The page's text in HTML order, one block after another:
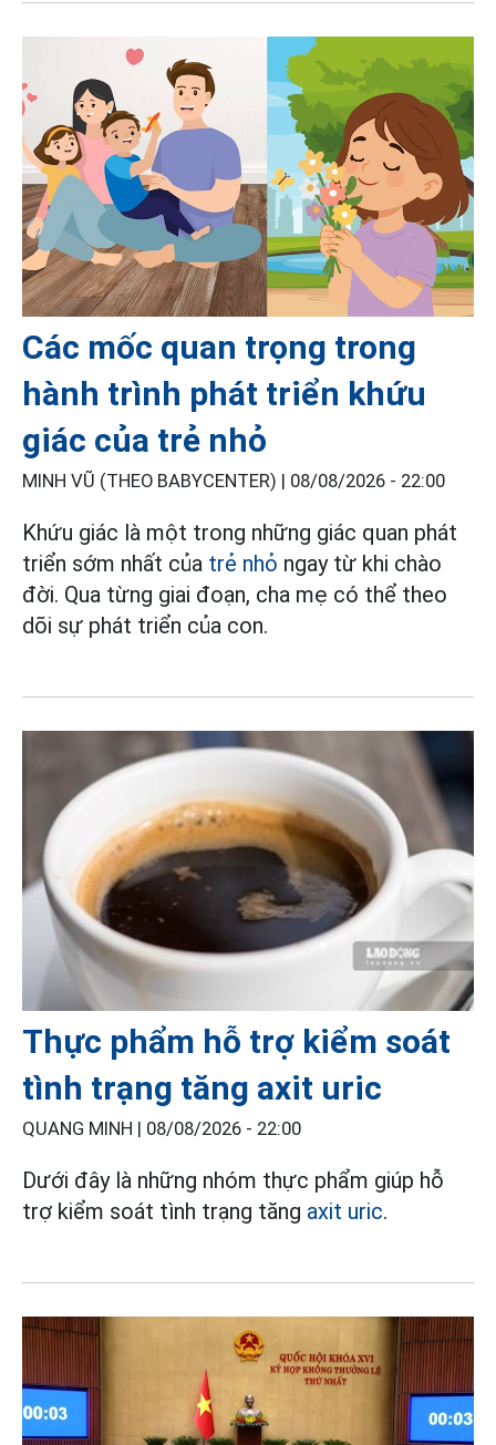
Các mốc quan trọng trong
hành trình phát triển khứu
giác của trẻ nhỏ
MINH VŨ (THEO BABYCENTER) | 08/08/2026 - 22:00
Khứu giác là một trong những giác quan phát
triển sớm nhất của trẻ nhỏ ngay từ khi chào
đời. Qua từng giai đoạn, cha mẹ có thể theo
dõi sự phát triển của con.
Thực phẩm hỗ trợ kiểm soát
tình trạng tăng axit uric
QUANG MINH | 08/08/2026 - 22:00
Dưới đây là những nhóm thực phẩm giúp hỗ
trợ kiểm soát tình trạng tăng axit uric.